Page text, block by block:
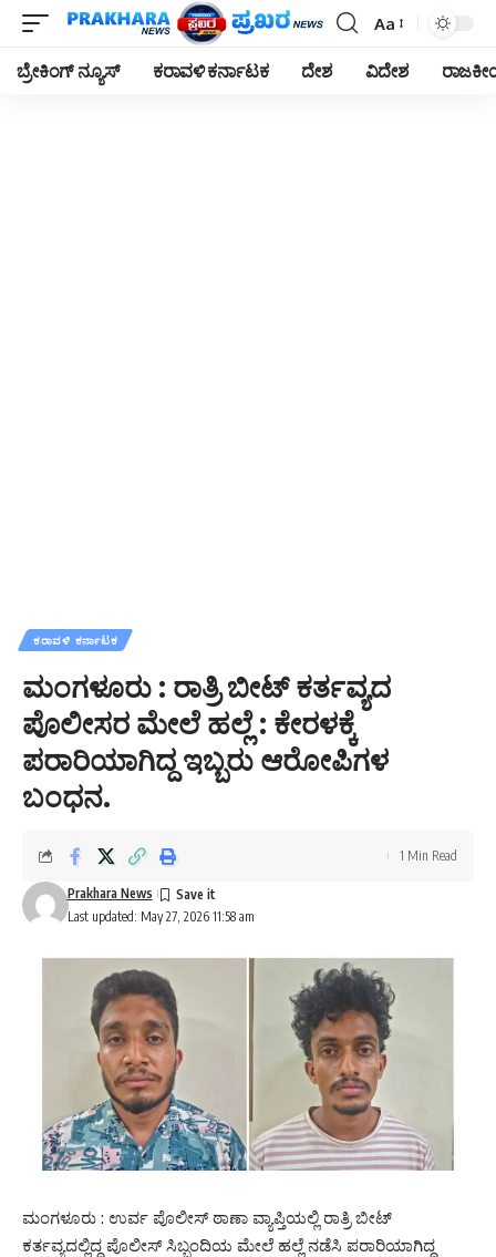
Font
Resizer
Aa
ಬ್ರೇಕಿಂಗ್ ನ್ಯೂಸ್ ಕರಾವಳಿ ಕರ್ನಾಟಕ ದೇಶ ವಿದೇಶ
ಕರಾವಳಿ ಕರ್ನಾಟಕ
ಮಂಗಳೂರು : ರಾತ್ರಿ ಬೀಟ್ ಕರ್ತವ್ಯದ
ಪೊಲೀಸರ ಮೇಲೆ ಹಲ್ಲೆ : ಕೇರಳಕ್ಕೆ
ಪರಾರಿಯಾಗಿದ್ದ ಇಬ್ಬರು ಆರೋಪಿಗಳ
ಬಂಧನ.
Last updated: May 27, 2026 11:58 am
Prakhara News
1 Min Read
ಮಂಗಳೂರು : ಉರ್ವ ಪೊಲೀಸ್ ಠಾಣಾ ವ್ಯಾಪ್ತಿಯಲ್ಲಿ ರಾತ್ರಿ ಬೀಟ್
ಕರ್ತವ್ಯದಲ್ಲಿದ್ದ ಪೊಲೀಸ್ ಸಿಬ್ಬಂದಿಯ ಮೇಲೆ ಹಲ್ಲೆ ನಡೆಸಿ ಪರಾರಿಯಾಗಿದ್ದ